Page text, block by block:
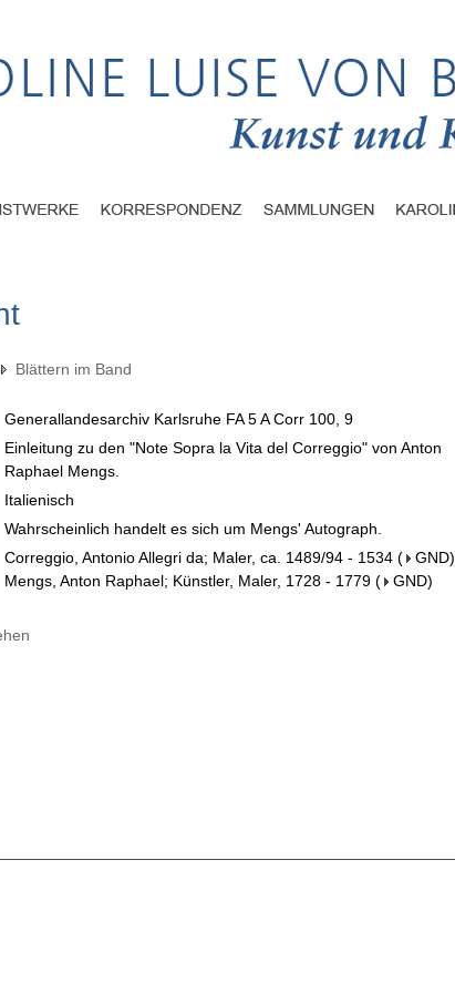
Blättern im Band
Generallandesarchiv Karlsruhe FA 5 A Corr 100, 9
Einleitung zu den "Note Sopra la Vita del Correggio" von Anton
Raphael Mengs.
Italienisch
Wahrscheinlich handelt es sich um Mengs' Autograph.
Correggio, Antonio Allegri da; Maler, ca. 1489/94 - 1534 ( GND)
Mengs, Anton Raphael; Künstler, Maler, 1728 - 1779 ( GND)